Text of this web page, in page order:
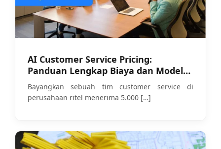
AI Customer Service Pricing:
Panduan Lengkap Biaya dan Model
Harga di 2026
Bayangkan sebuah tim customer service di
perusahaan ritel menerima 5.000 […]